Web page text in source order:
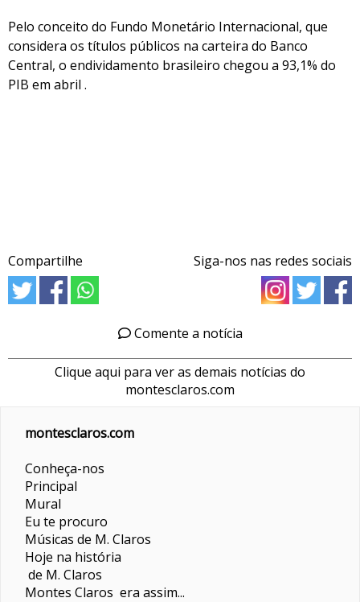
Pelo conceito do Fundo Monetário Internacional, que
considera os títulos públicos na carteira do Banco
Central, o endividamento brasileiro chegou a 93,1% do
PIB em abril .
Compartilhe Siga-nos nas redes sociais
Comente a notícia
Clique aqui para ver as demais notícias do
montesclaros.com
montesclaros.com
Conheça-nos
Principal
Mural
Eu te procuro
Músicas de M. Claros
Hoje na história
de M. Claros
Montes Claros era assim...